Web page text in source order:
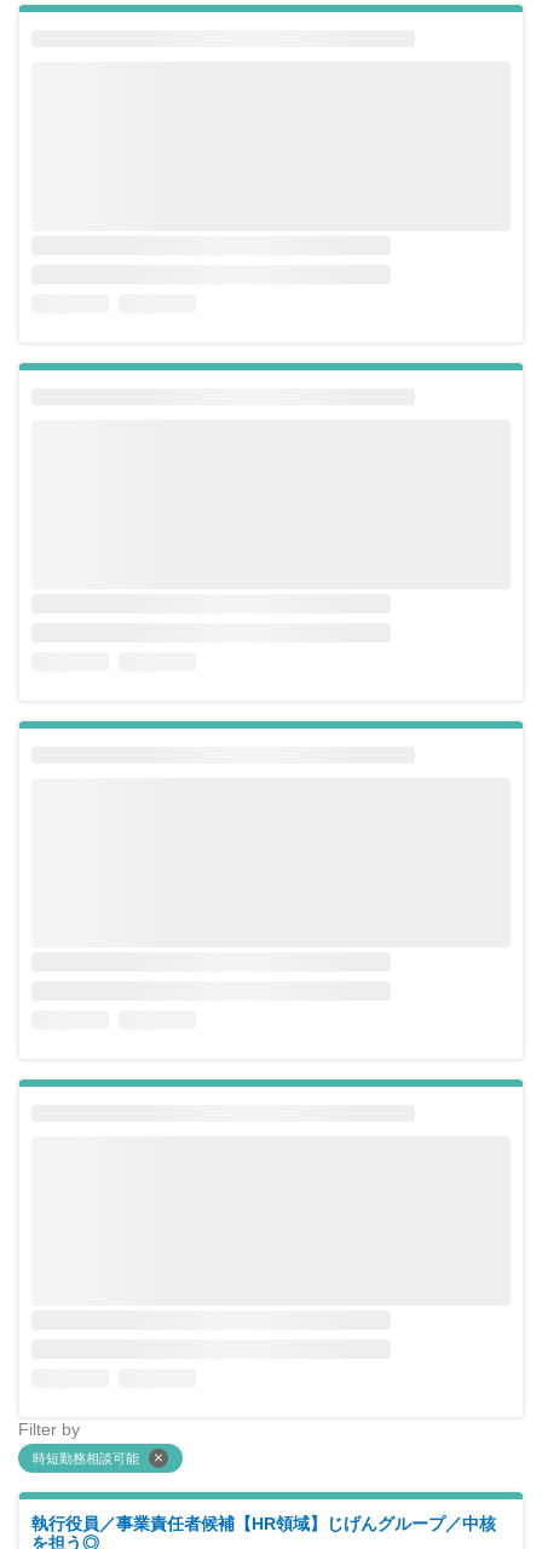
Filter by
時短勤務相談可能
執行役員／事業責任者候補【HR領域】じげんグループ／中核
を担う◎